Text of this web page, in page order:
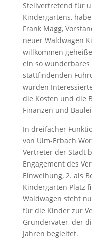
Stellvertretend für
Kindergartens,
Frank Magg,
neuer Waldwagen
willkommen
ein so
stattfindenden
wurden
die Kosten und die
Finanzen und
In dreifacher
von Ulm-Erbach
Vertreter der Stadt
Engagement des
Einweihung, 2. als
Kindergarten Platz
Waldwagen steht
für die Kinder zur
Gründervater, der
Jahren begleitet.